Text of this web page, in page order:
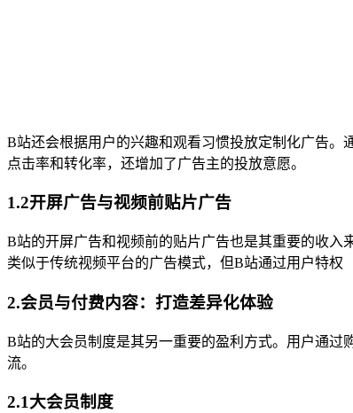
B站还会根据用户的兴趣和观看习惯投放定制化广告
点击率和转化率，还增加了广告主的投放意愿。
1.2开屏广告与视频前贴片广告
B站的开屏广告和视频前的贴片广告也是其重要的收入
类似于传统视频平台的广告模式，但B站通过用户特权
2.会员与付费内容：打造差异化体验
B站的大会员制度是其另一重要的盈利方式。用户通
流。
2.1大会员制度